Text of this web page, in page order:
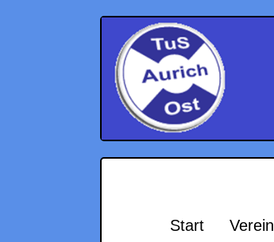
Start Verein